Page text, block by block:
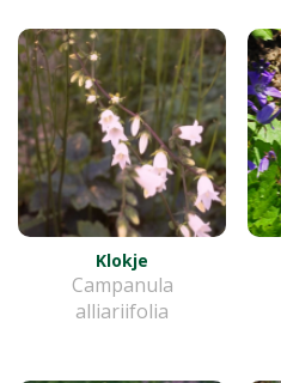
Klokje
Campanula
alliariifolia